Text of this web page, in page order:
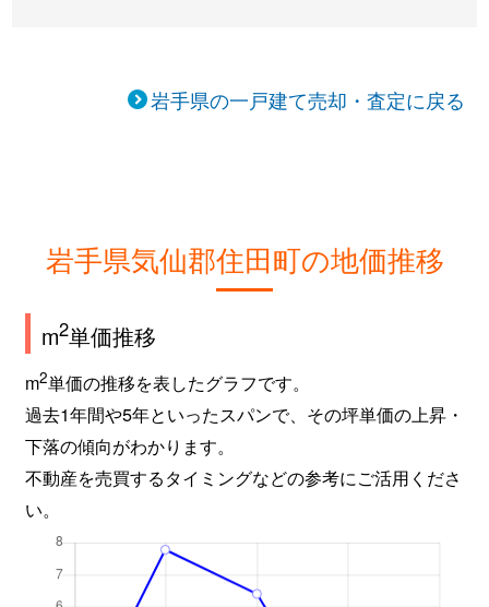
岩手県の一戸建て売却・査定に戻る
岩手県気仙郡住田町の地価推移
m2単価推移
m2単価の推移を表したグラフです。
過去1年間や5年といったスパンで、その坪単価の上昇・
下落の傾向がわかります。
不動産を売買するタイミングなどの参考にご活用くださ
い。